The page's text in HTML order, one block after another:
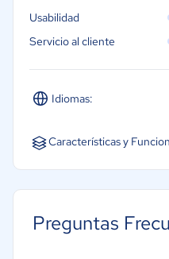
Idiomas:
Español
Usabilidad
Servicio al cliente
Características y
Facturación
Preguntas